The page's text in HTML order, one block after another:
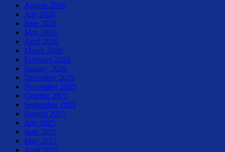
August 2026
July 2026
June 2026
May 2026
April 2026
March 2026
February 2026
January 2026
December 2025
November 2025
October 2025
September 2025
August 2025
July 2025
June 2025
May 2025
April 2025